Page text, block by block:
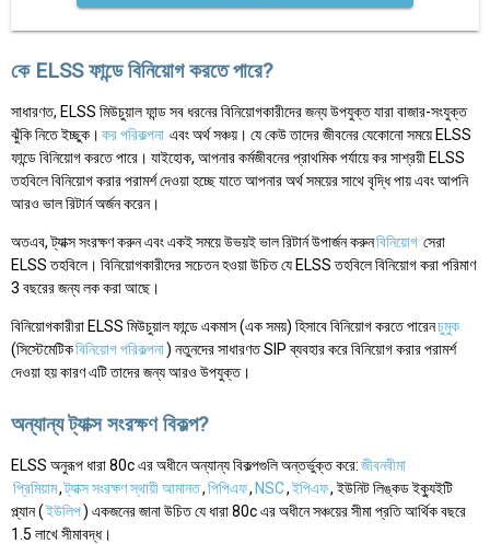
কে ELSS ফান্ডে বিনিয়োগ করতে পারে?
সাধারণত, ELSS মিউচুয়াল ফান্ড সব ধরনের বিনিয়োগকারীদের জন্য উপযুক্ত যারা বাজার-সংযুক্ত
ঝুঁকি নিতে ইচ্ছুক। কর পরিকল্পনা এবং অর্থ সঞ্চয়। যে কেউ তাদের জীবনের যেকোনো সময়ে ELSS
ফান্ডে বিনিয়োগ করতে পারে। যাইহোক, আপনার কর্মজীবনের প্রাথমিক পর্যায়ে কর সাশ্রয়ী ELSS
তহবিলে বিনিয়োগ করার পরামর্শ দেওয়া হচ্ছে যাতে আপনার অর্থ সময়ের সাথে বৃদ্ধি পায় এবং আপনি
আরও ভাল রিটার্ন অর্জন করেন।
অতএব, ট্যাক্স সংরক্ষণ করুন এবং একই সময়ে উভয়ই ভাল রিটার্ন উপার্জন করুনবিনিয়োগ সেরা
ELSS তহবিলে। বিনিয়োগকারীদের সচেতন হওয়া উচিত যে ELSS তহবিলে বিনিয়োগ করা পরিমাণ
3 বছরের জন্য লক করা আছে।
বিনিয়োগকারীরা ELSS মিউচুয়াল ফান্ডে একমাস (এক সময়) হিসাবে বিনিয়োগ করতে পারেনচুমুক
(সিস্টেমেটিকবিনিয়োগ পরিকল্পনা) নতুনদের সাধারণত SIP ব্যবহার করে বিনিয়োগ করার পরামর্শ
দেওয়া হয় কারণ এটি তাদের জন্য আরও উপযুক্ত।
অন্যান্য ট্যাক্স সংরক্ষণ বিকল্প?
ELSS অনুরূপ ধারা 80c এর অধীনে অন্যান্য বিকল্পগুলি অন্তর্ভুক্ত করে:জীবনবীমা
প্রিমিয়াম,ট্যাক্স সংরক্ষণ স্থায়ী আমানত,পিপিএফ,NSC,ইপিএফ, ইউনিট লিঙ্কড ইক্যুইটি
প্ল্যান (ইউলিপ) একজনের জানা উচিত যে ধারা 80c এর অধীনে সঞ্চয়ের সীমা প্রতি আর্থিক বছরে
1.5 লাখে সীমাবদ্ধ।